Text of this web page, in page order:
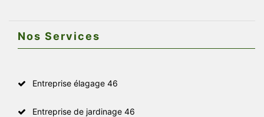
Nos Services
Entreprise élagage 46
Entreprise de jardinage 46